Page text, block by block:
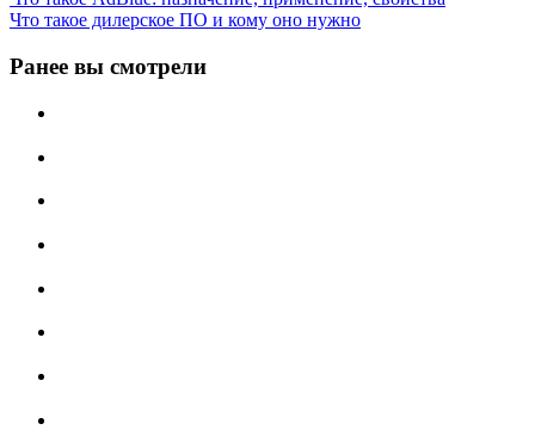
Что такое дилерское ПО и кому оно нужно
Ранее вы смотрели